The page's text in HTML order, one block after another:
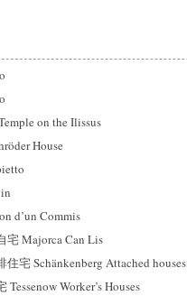
on the Ilissus
House
d’un Commis
宅 Majorca Can Lis
宅 Schänkenberg Attached houses
Worker’s Houses